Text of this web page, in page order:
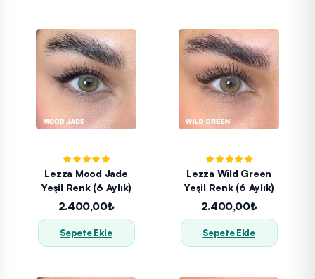
Lezza Mood Jade
Yeşil Renk (6 Aylık)
2.400,00₺
Sepete Ekle
Lezza Wild Green
Yeşil Renk (6 Aylık)
2.400,00₺
Sepete Ekle